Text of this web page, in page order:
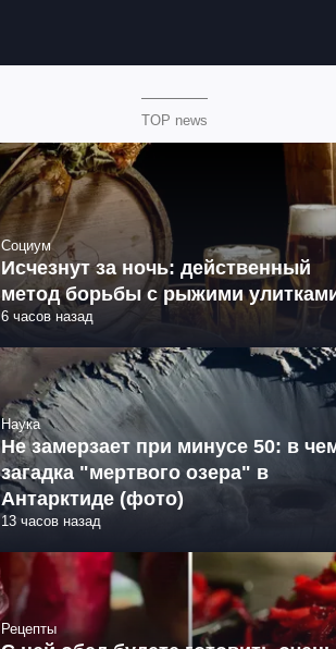
TOP news
Социум
Исчезнут за ночь: действенный
метод борьбы с рыжими
6 часов назад
Наука
Не замерзает при минусе 50: в
загадка "мертвого озера" в
Антарктиде (фото)
13 часов назад
Рецепты